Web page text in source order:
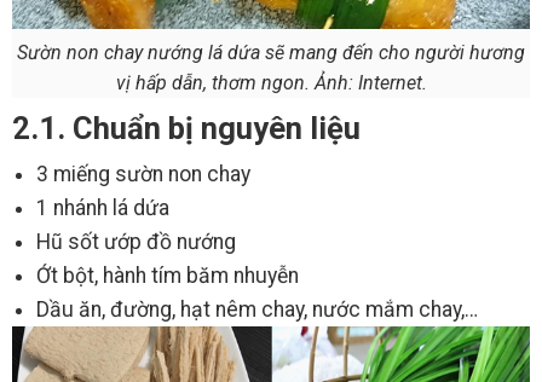
Sườn non chay nướng lá dứa sẽ mang đến cho người hương
vị hấp dẫn, thơm ngon. Ảnh: Internet.
2.1. Chuẩn bị nguyên liệu
3 miếng sườn non chay
1 nhánh lá dứa
Hũ sốt ướp đồ nướng
Ớt bột, hành tím băm nhuyễn
Dầu ăn, đường, hạt nêm chay, nước mắm chay,…